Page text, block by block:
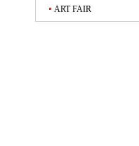
ART FAIR